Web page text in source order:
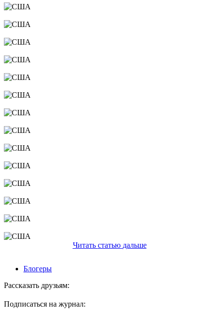
Читать статью дальше
Блогеры
Рассказать друзьям:
Подписаться на журнал: